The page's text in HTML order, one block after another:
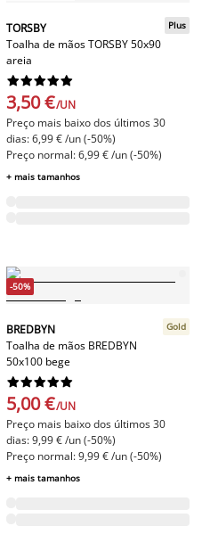
TORSBY
Toalha de mãos TORSBY 50x90
areia
Plus






3,50 €/UN
Preço mais baixo dos últimos 30
dias: 6,99 € /un (-50%)
Preço normal: 6,99 € /un (-50%)
+ mais tamanhos
-50%
BREDBYN
Toalha de mãos BREDBYN
50x100 bege
Gold






5,00 €/UN
Preço mais baixo dos últimos 30
dias: 9,99 € /un (-50%)
Preço normal: 9,99 € /un (-50%)
+ mais tamanhos